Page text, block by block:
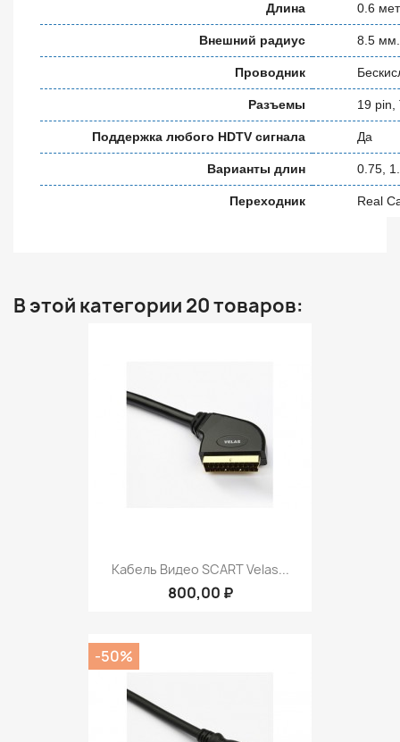
Длина 0.6
Внешний радиус 8.5 мм.
Проводник
Разъемы 19 pin,
Поддержка любого HDTV сигнала Да
Варианты длин 0.75,
Переходник Real
В этой категории 20 товаров:
Кабель Видео SCART Velas...
800,00 ₽
-50%